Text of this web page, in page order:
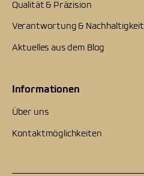
Qualität & Präzision
Verantwortung & Nachhaltigkeit
Aktuelles aus dem Blog
Informationen
Über uns
Kontaktmöglichkeiten